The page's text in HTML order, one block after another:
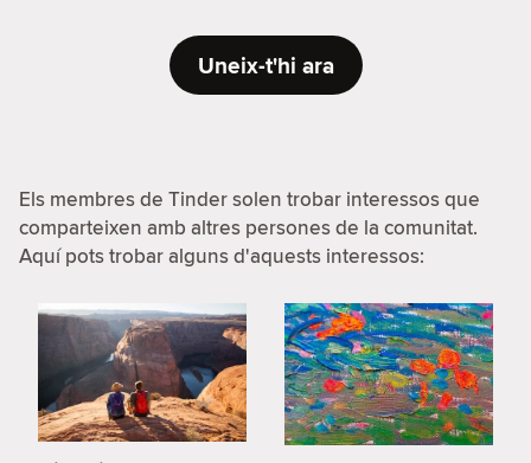
Uneix-t'hi ara
Els membres de Tinder solen trobar interessos que
comparteixen amb altres persones de la comunitat.
Aquí pots trobar alguns d'aquests interessos: